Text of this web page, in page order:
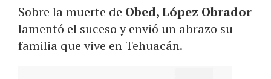
Sobre la muerte de Obed, López Obrador
lamentó el suceso y envió un abrazo su
familia que vive en Tehuacán.